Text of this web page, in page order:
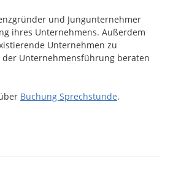
und Jungunternehmer
ihres Unternehmens. Außerdem
Unternehmen zu
Unternehmensführung beraten
Buchung Sprechstunde.